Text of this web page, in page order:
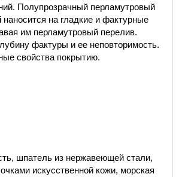
Полупрозрачный перламутровый
наносится на гладкие и фактурные
им перламутровый перелив.
фактуры и ее неповторимость.
свойства покрытию.
шпатель из нержавеющей стали,
искусственной кожи, морская